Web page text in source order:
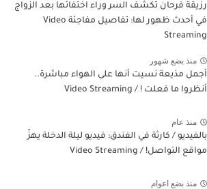
رزيقة فرحان تكشف السر وراء اختفائها بعد الزواج
في أحدث ظهور لها: تفاصيل مفاجئة Video
Streaming
منذ بضع شهور
أجمل مذيعة نسيت أنها على الهواء مباشرة..
أنظروا ما فعلت ! / Video Streaming
منذ عام
بالفيديو / كارثة في الفندق: فيديو ليلة الدخلة يهزّ
مواقع التواصل! / Video Streaming
منذ بضع اعوام